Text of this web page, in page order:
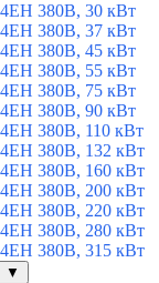
380В, 30 кВт
380В, 37 кВт
380В, 45 кВт
380В, 55 кВт
380В, 75 кВт
380В, 90 кВт
380В, 110 кВт
380В, 132 кВт
380В, 160 кВт
380В, 200 кВт
380В, 220 кВт
380В, 280 кВт
380В, 315 кВт
▼